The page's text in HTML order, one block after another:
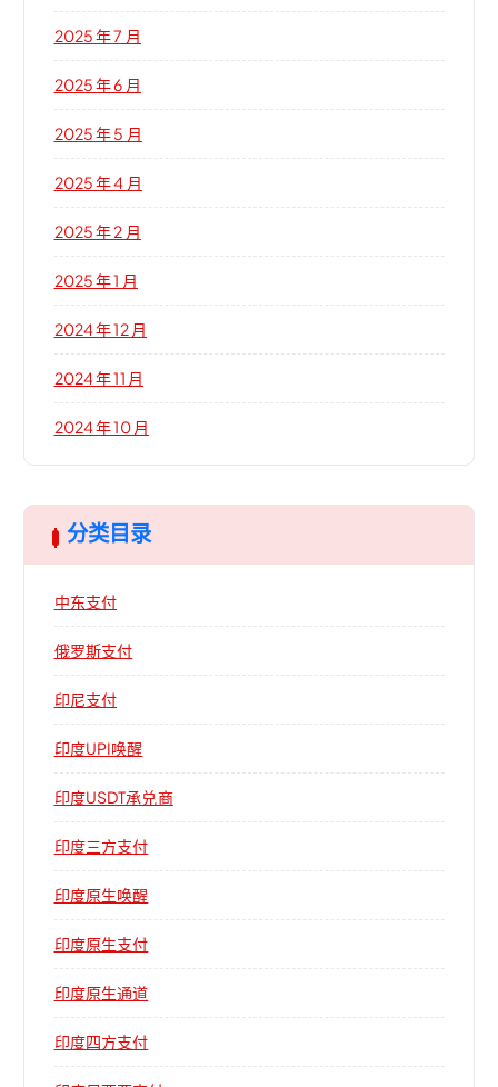
2025 年 7 月
2025 年 6 月
2025 年 5 月
2025 年 4 月
2025 年 2 月
2025 年 1 月
2024 年 12 月
2024 年 11 月
2024 年 10 月
分类目录
中东支付
俄罗斯支付
印尼支付
印度UPI唤醒
印度USDT承兑商
印度三方支付
印度原生唤醒
印度原生支付
印度原生通道
印度四方支付